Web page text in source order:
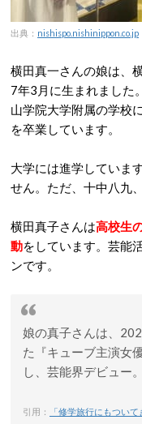
出典： nishispo.nishinippon.co.jp
横田真一さんの娘は、
7年3月に生まれました
山学院大学附属の学校
を卒業しています。
大学には進学していま
せん。ただ、十中八九
横田真子さんは高校生
動をしています。芸能
ンです。
娘の真子さんは、
た『キューブ主演女
し、芸能界デビュー。
引用：
「修学旅行にもつい